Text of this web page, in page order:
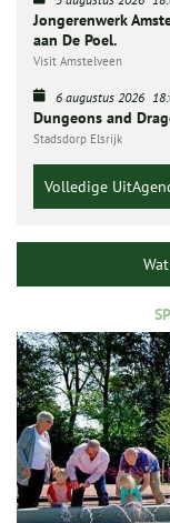
Jongerenwerk
aan De Poel.
Visit Amstelveen
6 augustus 2026
Dungeons and
Stadsdorp Elsrijk
Volledige